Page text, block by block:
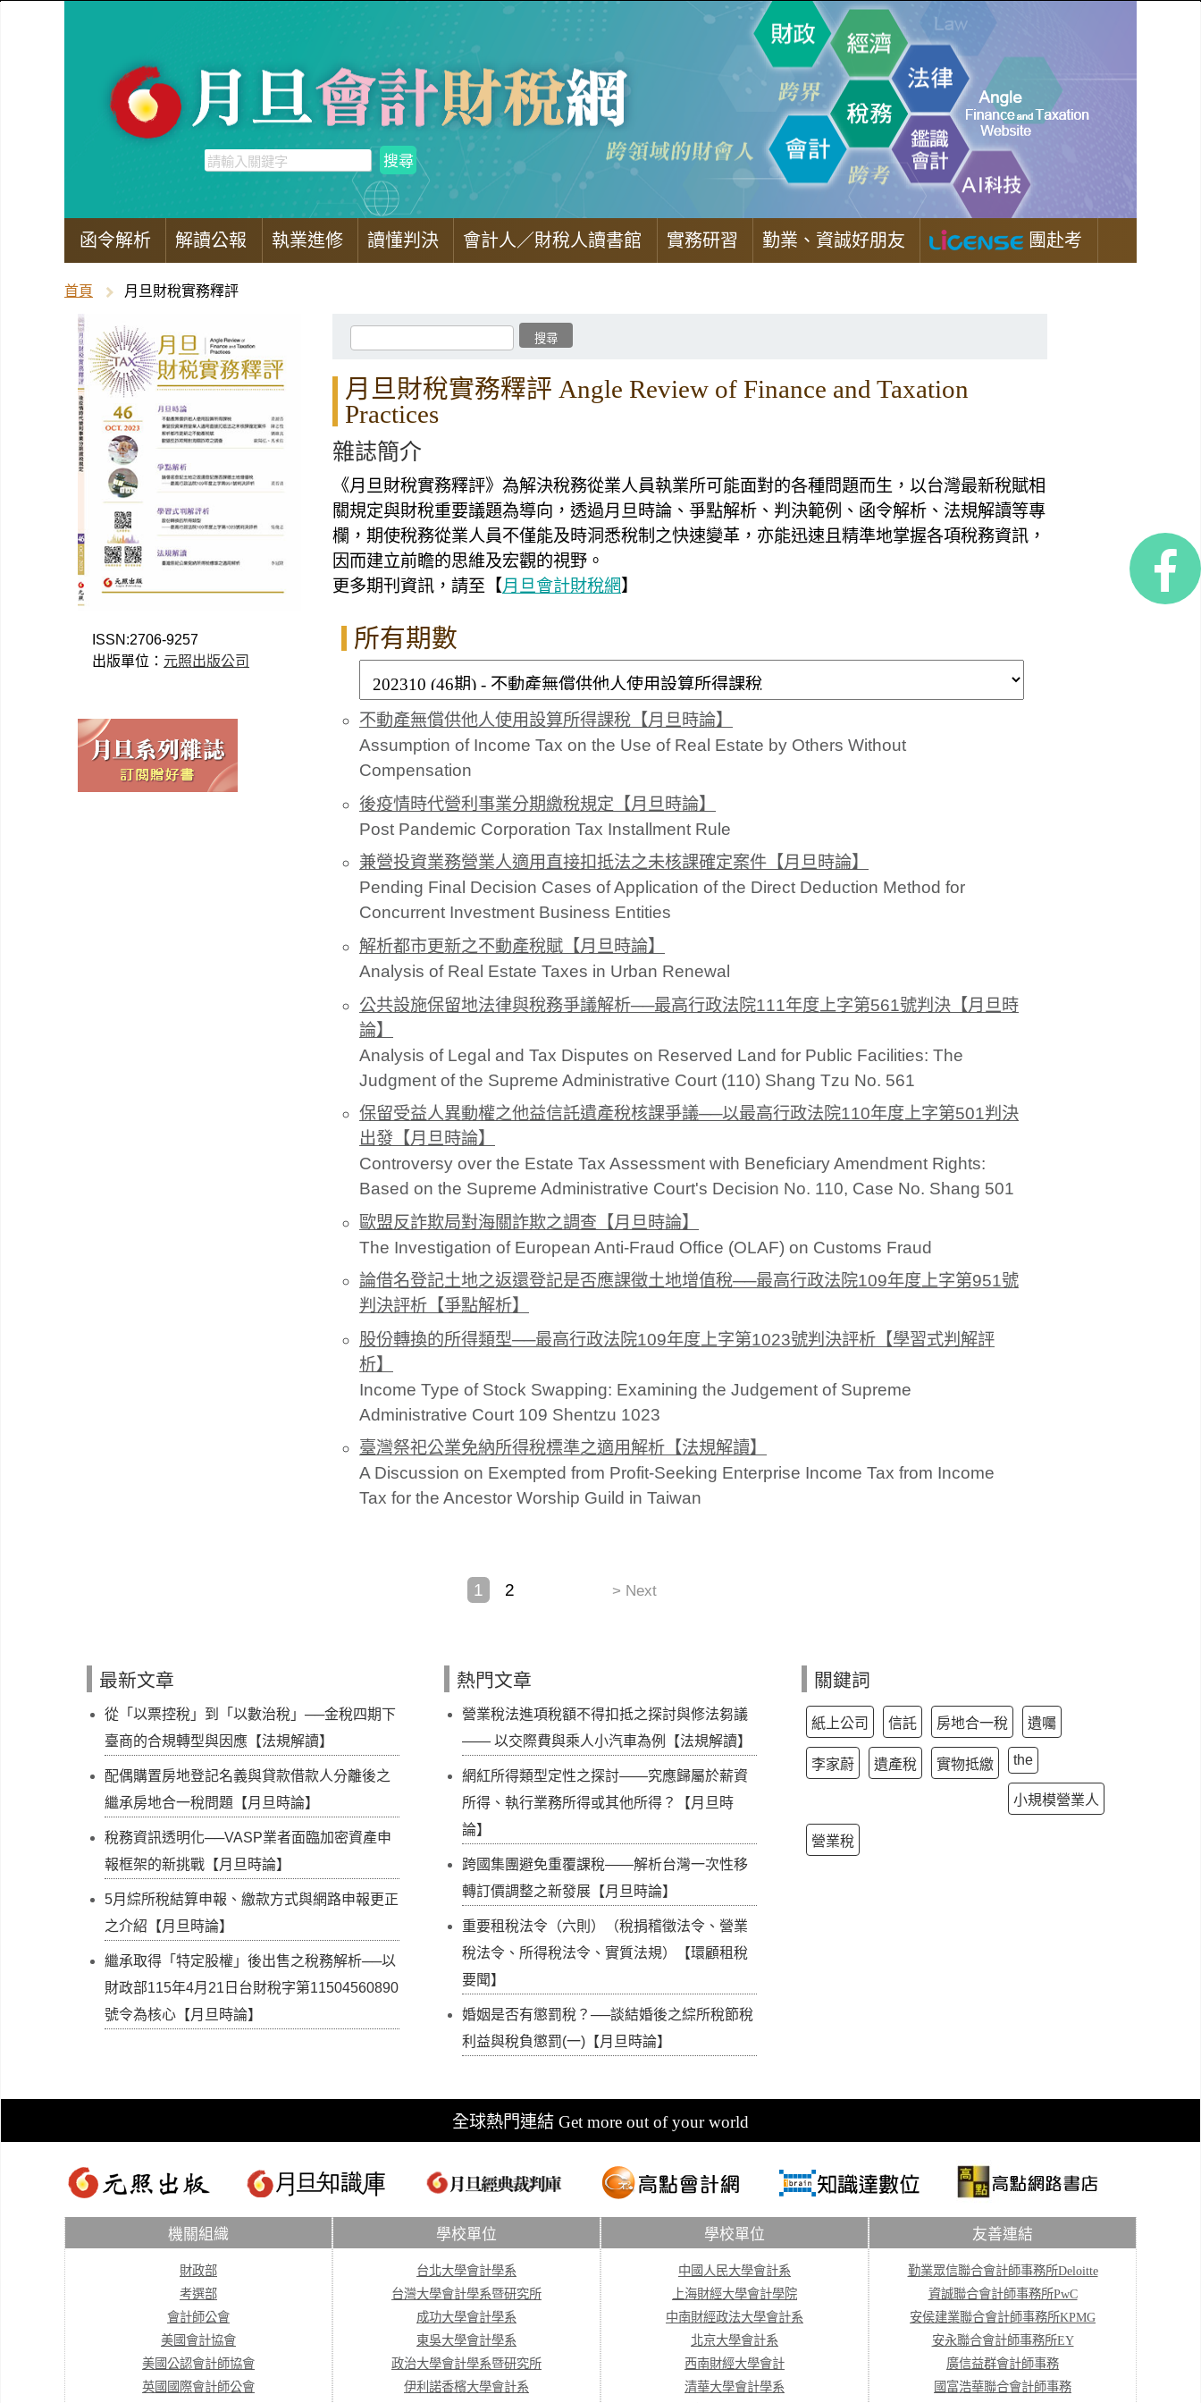
函令解析 解讀公報 執業進修 讀懂判決 會計人／財稅人讀書館 實務研習 勤業、資誠好朋友 團赴考
首頁 月旦財稅實務釋評
ISSN:2706-9257
出版單位： 元照出版公司
月旦財稅實務釋評 Angle Review of Finance and Taxation
Practices
雜誌簡介
《月旦財稅實務釋評》為解決稅務從業人員執業所可能面對的各種問題而生，以台灣最新稅賦相
關規定與財稅重要議題為導向，透過月旦時論、爭點解析、判決範例、函令解析、法規解讀等專
欄，期使稅務從業人員不僅能及時洞悉稅制之快速變革，亦能迅速且精準地掌握各項稅務資訊，
因而建立前瞻的思維及宏觀的視野。
更多期刊資訊，請至【月旦會計財稅網】
所有期數
不動產無償供他人使用設算所得課稅【月旦時論】
Assumption of Income Tax on the Use of Real Estate by Others Without
Compensation
後疫情時代營利事業分期繳稅規定【月旦時論】
Post Pandemic Corporation Tax Installment Rule
兼營投資業務營業人適用直接扣抵法之未核課確定案件【月旦時論】
Pending Final Decision Cases of Application of the Direct Deduction Method for
Concurrent Investment Business Entities
解析都市更新之不動產稅賦【月旦時論】
Analysis of Real Estate Taxes in Urban Renewal
公共設施保留地法律與稅務爭議解析──最高行政法院111年度上字第561號判決【月旦時
論】
Analysis of Legal and Tax Disputes on Reserved Land for Public Facilities: The
Judgment of the Supreme Administrative Court (110) Shang Tzu No. 561
保留受益人異動權之他益信託遺產稅核課爭議──以最高行政法院110年度上字第501判決
出發【月旦時論】
Controversy over the Estate Tax Assessment with Beneficiary Amendment Rights:
Based on the Supreme Administrative Court's Decision No. 110, Case No. Shang 501
歐盟反詐欺局對海關詐欺之調查【月旦時論】
The Investigation of European Anti-Fraud Office (OLAF) on Customs Fraud
論借名登記土地之返還登記是否應課徵土地增值稅──最高行政法院109年度上字第951號
判決評析【爭點解析】
股份轉換的所得類型──最高行政法院109年度上字第1023號判決評析【學習式判解評
析】
Income Type of Stock Swapping: Examining the Judgement of Supreme
Administrative Court 109 Shentzu 1023
臺灣祭祀公業免納所得稅標準之適用解析【法規解讀】
A Discussion on Exempted from Profit-Seeking Enterprise Income Tax from Income
Tax for the Ancestor Worship Guild in Taiwan
1 2 > Next
最新文章
從「以票控稅」到「以數治稅」──金稅四期下
臺商的合規轉型與因應【法規解讀】
配偶購置房地登記名義與貸款借款人分離後之
繼承房地合一稅問題【月旦時論】
稅務資訊透明化──VASP業者面臨加密資產申
報框架的新挑戰【月旦時論】
5月綜所稅結算申報、繳款方式與網路申報更正
之介紹【月旦時論】
繼承取得「特定股權」後出售之稅務解析──以
財政部115年4月21日台財稅字第11504560890
號令為核心【月旦時論】
熱門文章
營業稅法進項稅額不得扣抵之探討與修法芻議
—— 以交際費與乘人小汽車為例【法規解讀】
網紅所得類型定性之探討——究應歸屬於薪資
所得、執行業務所得或其他所得？【月旦時
論】
跨國集團避免重覆課稅——解析台灣一次性移
轉訂價調整之新發展【月旦時論】
重要租稅法令（六則）（稅捐稽徵法令、營業
稅法令、所得稅法令、實質法規）【環顧租稅
要聞】
婚姻是否有懲罰稅？──談結婚後之綜所稅節稅
利益與稅負懲罰(一)【月旦時論】
關鍵詞
紙上公司 信託 房地合一稅 遺囑
李家蔚 遺產稅 實物抵繳 the
小規模營業人
營業稅
全球熱門連結 Get more out of your world
機關組織
財政部
考選部
會計師公會
美國會計協會
美國公認會計師協會
英國國際會計師公會
學校單位
台北大學會計學系
台灣大學會計學系暨研究所
成功大學會計學系
東吳大學會計學系
政治大學會計學系暨研究所
伊利諾香檳大學會計系
學校單位
中國人民大學會計系
上海財經大學會計學院
中南財經政法大學會計系
北京大學會計系
西南財經大學會計
清華大學會計學系
友善連結
勤業眾信聯合會計師事務所Deloitte
資誠聯合會計師事務所PwC
安侯建業聯合會計師事務所KPMG
安永聯合會計師事務所EY
廣信益群會計師事務
國富浩華聯合會計師事務